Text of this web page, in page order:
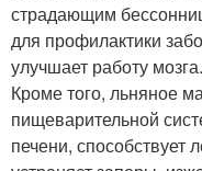
страдающим
для профилактики
улучшает работу мозга.
Кроме того, льняное
пищеварительной
печени, способствует